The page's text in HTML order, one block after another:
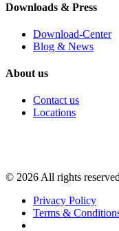
Downloads & Press
Download-Center
Blog & News
About us
Contact us
Locations
© 2026 All rights
Privacy Policy
Terms &